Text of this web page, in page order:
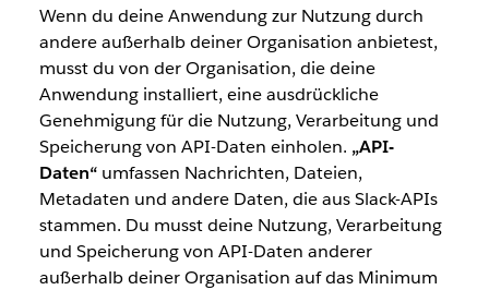
Wenn du deine Anwendung zur Nutzung durch
andere außerhalb deiner Organisation anbietest,
musst du von der Organisation, die deine
Anwendung installiert, eine ausdrückliche
Genehmigung für die Nutzung, Verarbeitung und
Speicherung von API-Daten einholen. „API-
Daten“umfassen Nachrichten, Dateien,
Metadaten und andere Daten, die aus Slack-APIs
stammen. Du musst deine Nutzung, Verarbeitung
und Speicherung von API-Daten anderer
außerhalb deiner Organisation auf das Minimum